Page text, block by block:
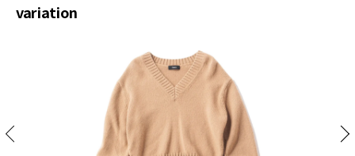
variation